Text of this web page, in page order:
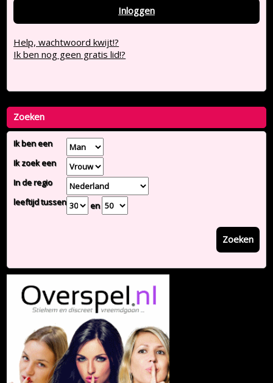
Inloggen
Help, wachtwoord kwijt!?
Ik ben nog geen gratis lid!?
Zoeken
Ik ben een
Ik zoek een
In de regio
leeftijd tussen
en
Zoeken